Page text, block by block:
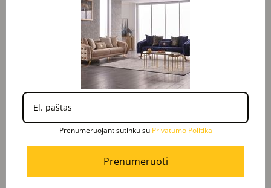
Greita peržiūra
Prenumeruojant sutinku su Privatumo Politika
Prenumeruoti